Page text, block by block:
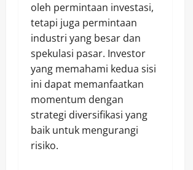
oleh permintaan investasi,
tetapi juga permintaan
industri yang besar dan
spekulasi pasar. Investor
yang memahami kedua sisi
ini dapat memanfaatkan
momentum dengan
strategi diversifikasi yang
baik untuk mengurangi
risiko.